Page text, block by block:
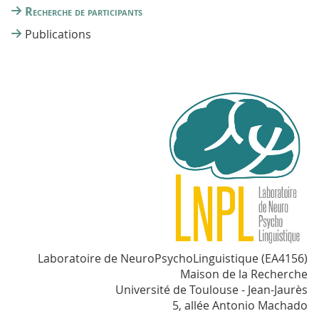
Recherche de participants
Publications
Laboratoire de NeuroPsychoLinguistique (EA4156)
Maison de la Recherche
Université de Toulouse - Jean-Jaurès
5, allée Antonio Machado